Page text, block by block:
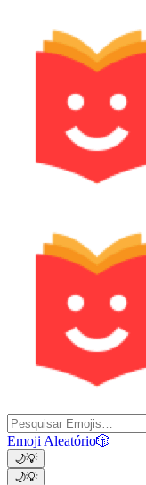
Emoji Aleatório🎲
🌙💡
🌙💡